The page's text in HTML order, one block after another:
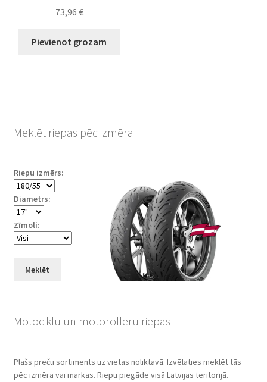
73,96 €
Pievienot grozam
Meklēt riepas pēc izmēra
Riepu izmērs:
Diametrs:
Zīmoli:
Meklēt
Motociklu un motorolleru riepas
Plašs preču sortiments uz vietas noliktavā. Izvēlaties meklēt tās
pēc izmēra vai markas. Riepu piegāde visā Latvijas teritorijā.